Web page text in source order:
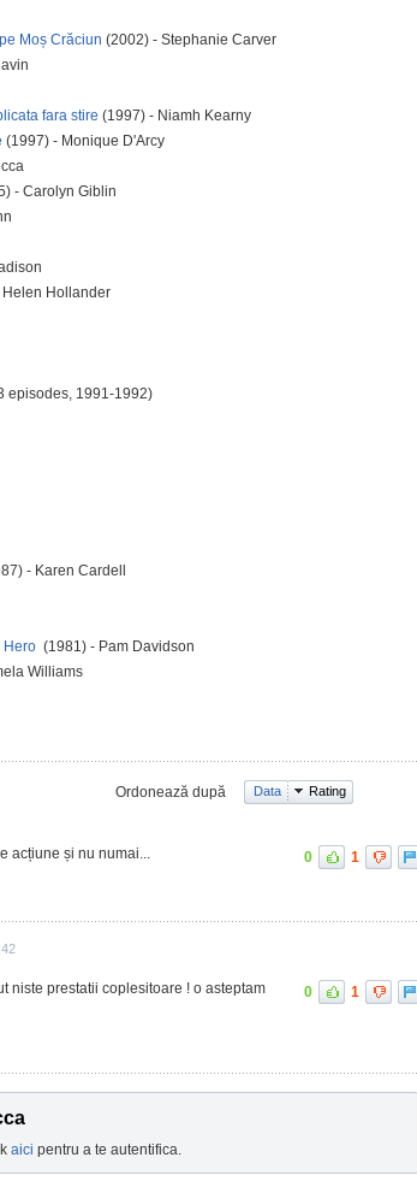
Moș Crăciun (2002) - Stephanie Carver
fara stire (1997) - Niamh Kearny
(1997) - Monique D'Arcy
- Carolyn Giblin
Hollander
episodes, 1991-1992)
- Karen Cardell
Hero (1981) - Pam Davidson
Williams
Ordonează după Data Rating
acțiune și nu numai... 0 1
niste prestatii coplesitoare ! o asteptam
0 1
aici pentru a te autentifica.